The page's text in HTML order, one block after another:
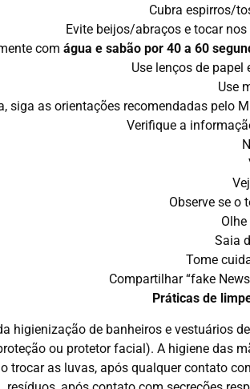
Cubra espirros/
Evite beijos/abraços e tocar
com água e sabão por 40 a 60
Use lenços de papel
Use
siga as orientações recomendadas pelo
Verifique a
Observe se o
Saia
Tome
Compartilhar “fake
Práticas de
higienização de banheiros e vestuários
ou protetor facial). A higiene das
trocar as luvas, após qualquer contato